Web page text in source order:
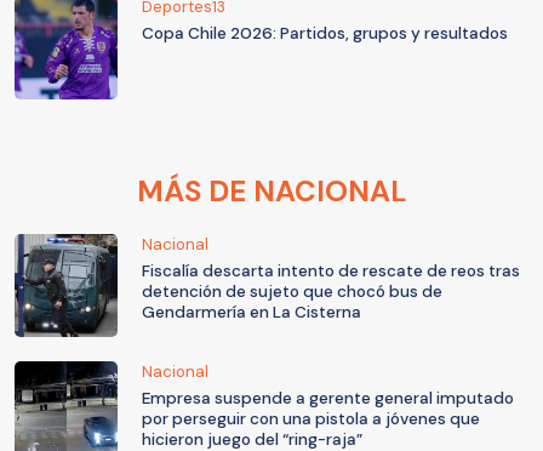
Deportes13
Copa Chile 2026: Partidos, grupos y resultados
MÁS DE NACIONAL
Nacional
Fiscalía descarta intento de rescate de reos tras
detención de sujeto que chocó bus de
Gendarmería en La Cisterna
Nacional
Empresa suspende a gerente general imputado
por perseguir con una pistola a jóvenes que
hicieron juego del “ring-raja”